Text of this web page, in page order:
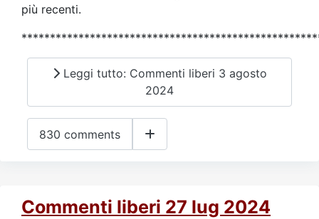
più recenti.
Leggi tutto: Commenti liberi 3 agosto
2024
830 comments
Commenti liberi 27 lug 2024